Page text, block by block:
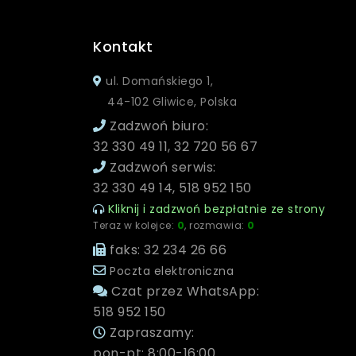
Kontakt
ul. Domańskiego 1,
44-102 Gliwice, Polska
Zadzwoń biuro:
32 330 49 11, 32 720 56 67
Zadzwoń serwis:
32 330 49 14, 518 952 150
Kliknij i zadzwoń bezpłatnie ze strony
Teraz w kolejce: 0, rozmawia: 0
faks: 32 234 26 66
Poczta elektroniczna
Czat przez WhatsApp:
518 952 150
Zapraszamy: